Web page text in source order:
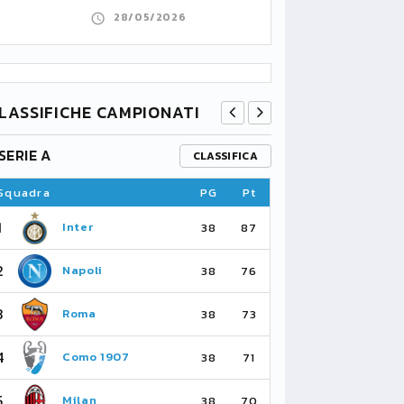
28/05/2026
CAMPIONATI
SERIE A CLASSIFICA
PG Pt
Inter 38 87
Napoli 38 76
Roma 38 73
Como 1907 38 71
Milan 38 70